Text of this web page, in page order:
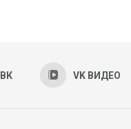
ВК VK ВИДЕО